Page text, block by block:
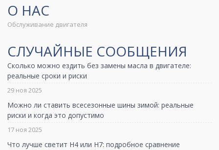
О НАС
Обслуживание двигателя
СЛУЧАЙНЫЕ СООБЩЕНИЯ
Сколько можно ездить без замены масла в двигателе:
реальные сроки и риски
29 ноя 2025
Можно ли ставить всесезонные шины зимой: реальные
риски и когда это допустимо
17 ноя 2025
Что лучше светит H4 или H7: подробное сравнение